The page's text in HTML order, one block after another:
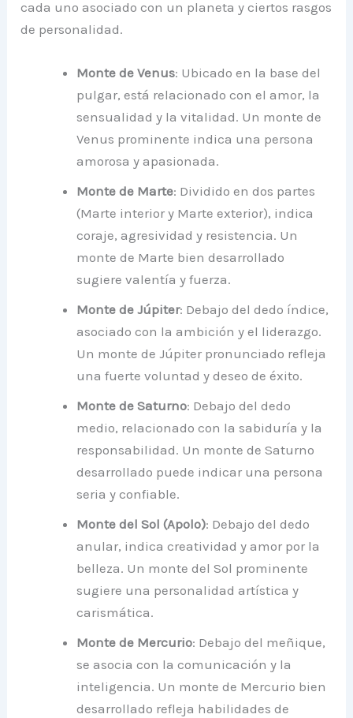
cada uno asociado con un planeta y ciertos rasgos
de personalidad.
Monte de Venus: Ubicado en la base del
pulgar, está relacionado con el amor, la
sensualidad y la vitalidad. Un monte de
Venus prominente indica una persona
amorosa y apasionada.
Monte de Marte: Dividido en dos partes
(Marte interior y Marte exterior), indica
coraje, agresividad y resistencia. Un
monte de Marte bien desarrollado
sugiere valentía y fuerza.
Monte de Júpiter: Debajo del dedo índice,
asociado con la ambición y el liderazgo.
Un monte de Júpiter pronunciado refleja
una fuerte voluntad y deseo de éxito.
Monte de Saturno: Debajo del dedo
medio, relacionado con la sabiduría y la
responsabilidad. Un monte de Saturno
desarrollado puede indicar una persona
seria y confiable.
Monte del Sol (Apolo): Debajo del dedo
anular, indica creatividad y amor por la
belleza. Un monte del Sol prominente
sugiere una personalidad artística y
carismática.
Monte de Mercurio: Debajo del meñique,
se asocia con la comunicación y la
inteligencia. Un monte de Mercurio bien
desarrollado refleja habilidades de